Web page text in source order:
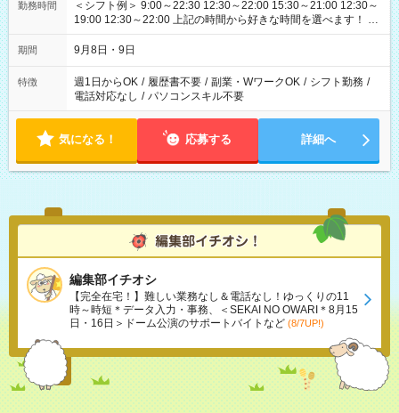
勤務時間
＜シフト例＞ 9:00～22:30 12:30～22:00 15:30～21:00 12:30～
19:00 12:30～22:00 上記の時間から好きな時間を選べます！ ※
時間は変更となる可能性があります
期間 9月8日・9日
特徴 週1日からOK / 履歴書不要 / 副業・WワークOK / シフト勤務 /
電話対応なし / パソコンスキル不要
気になる！ 応募する 詳細へ
編集部イチオシ
【完全在宅！】難しい業務なし＆電話なし！ゆっくりの11
時～時短＊データ入力・事務、＜SEKAI NO OWARI＊8月15
日・16日＞ドーム公演のサポートバイトなど (8/7UP!)